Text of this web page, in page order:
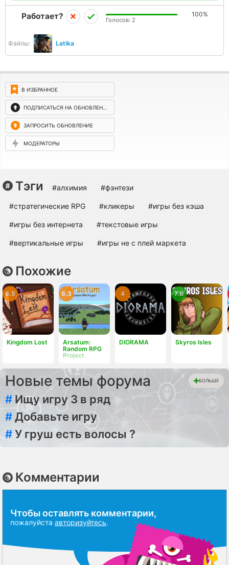
Файлы: Latika
Работает? 100%
Голосов: 2
В ИЗБРАННОЕ
ПОДПИСАТЬСЯ НА ОБНОВЛЕНИЯ
ЗАПРОСИТЬ ОБНОВЛЕНИЕ
МОДЕРАТОРЫ
Тэги #алхимия #фэнтези
#cтратегические RPG #кликеры #игры без кэша
#игры без интернета #текстовые игры
#вертикальные игры #игры не с плей маркета
Похожие
Kingdom Lost
6.5
Arsatum:
Random RPG
Project
6.3
DIORAMA
4
Skyros Isles
7.8
Новые темы форума БОЛЬШЕ
# Ищу игру 3 в ряд
#Добавьте игру
#У груш есть волосы ?
Комментарии
Чтобы оставлять комментарии,
пожалуйста авторизуйтесь.